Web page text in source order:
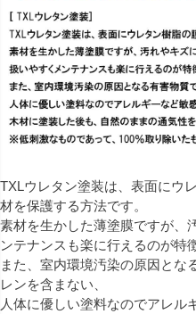
TXLウレタン塗装は、表面にウ
材を保護する方法です。
素材を生かした薄塗膜ですが、
ンテナンスも楽に行えるのが特
また、室内環境汚染の原因とな
レンを含まない、
人体に優しい塗料なのでアレル